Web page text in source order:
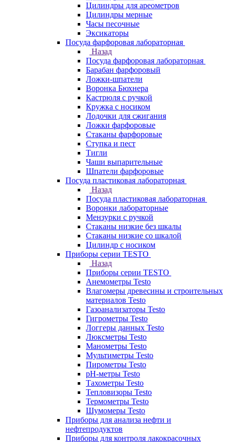
Цилиндры для ареометров
Цилиндры мерные
Часы песочные
Эксикаторы
Посуда фарфоровая лабораторная
Назад
Посуда фарфоровая лабораторная
Барабан фарфоровый
Ложки-шпатели
Воронка Бюхнера
Кастрюля с ручкой
Кружка с носиком
Лодочки для сжигания
Ложки фарфоровые
Стаканы фарфоровые
Ступка и пест
Тигли
Чаши выпарительные
Шпатели фарфоровые
Посуда пластиковая лабораторная
Назад
Посуда пластиковая лабораторная
Воронки лабораторные
Мензурки с ручкой
Стаканы низкие без шкалы
Стаканы низкие со шкалой
Цилиндр с носиком
Приборы серии TESTO
Назад
Приборы серии TESTO
Анемометры Testo
Влагомеры древесины и строительных
материалов Testo
Газоанализаторы Testo
Гигрометры Testo
Логгеры данных Testo
Люксметры Testo
Манометры Testo
Мультиметры Testo
Пирометры Testo
pH-метры Testo
Тахометры Testo
Тепловизоры Testo
Термометры Testo
Шумомеры Testo
Приборы для анализа нефти и
нефтепродуктов
Приборы для контроля лакокрасочных